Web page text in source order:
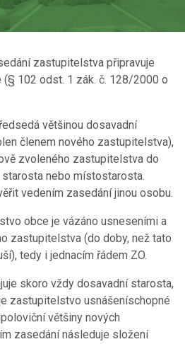
zastupitelstva připravuje
102 odst. 1 zák. č. 128/2000 o
většinou dosavadní
členem nového zastupitelstva),
zvoleného zastupitelstva do
nebo místostarosta.
vedením zasedání jinou osobu.
obce je vázáno usneseními a
zastupitelstva (do doby, než tato
tedy i jednacím řádem ZO.
skoro vždy dosavadní starosta,
zastupitelstvo usnášeníschopné
většiny nových
zasedání následuje složení